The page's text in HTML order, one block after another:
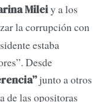
Mileiy a los
la corrupción con
estaba
Desde
junto a otros
de las opositoras